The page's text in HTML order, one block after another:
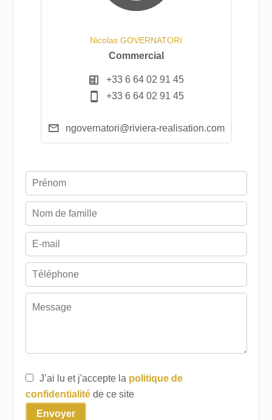
Nicolas GOVERNATORI
Commercial
+33 6 64 02 91 45
+33 6 64 02 91 45
ngovernatori@riviera-realisation.com
J’ai lu et j'accepte la politique de
confidentialitéde ce site
Envoyer